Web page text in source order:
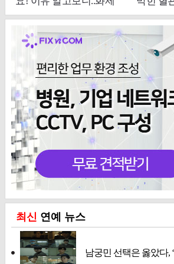
최신 연예 뉴스
남궁민 선택은 옳았다,